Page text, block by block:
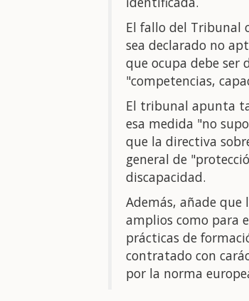
El fallo del Tribunal
sea declarado no
que ocupa debe ser
"competencias,
El tribunal apunta
esa medida "no
que la directiva
general de
discapacidad.
Además, añade
amplios como para
prácticas de
contratado con
por la norma